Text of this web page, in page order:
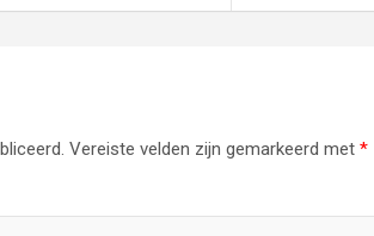
Vereiste velden zijn gemarkeerd met *